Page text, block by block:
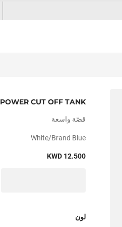
POWER CUT OFF TANK
قصّة واسعة
White/brand Blue
KWD 12.500
لون